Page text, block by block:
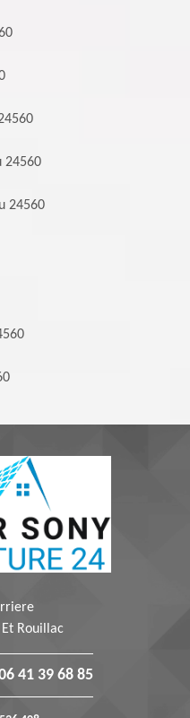
24560
24560
Rouillac
41 39 68 85